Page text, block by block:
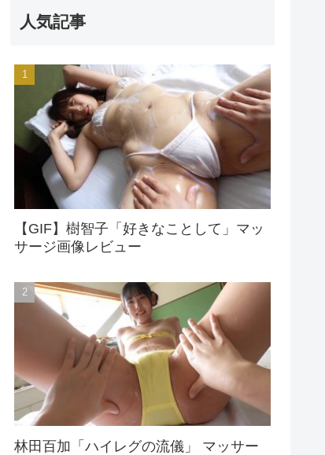
人気記事
【GIF】樹智子「好きなことして」マッ
サージ画像レビュー
林田百加「ハイレグの流儀」 マッサー